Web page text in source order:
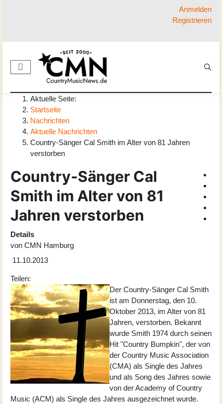
Anmelden
Registrieren
Aktuelle Seite:
Startseite
Nachrichten
Aktuelle Nachrichten
Country-Sänger Cal Smith im Alter von 81 Jahren
verstorben
Country-Sänger Cal
Smith im Alter von 81
Jahren verstorben
Details
von CMN Hamburg
11.10.2013
Teilen:
Der Country-Sänger Cal Smith
ist am Donnerstag, den 10.
Oktober 2013, im Alter von 81
Jahren, verstorben. Bekannt
wurde Smith 1974 durch seinen
Hit "Country Bumpkin", der von
der Country Music Association
(CMA) als Single des Jahres
und als Song des Jahres sowie
von der Academy of Country
Music (ACM) als Single des Jahres ausgezeichnet wurde.